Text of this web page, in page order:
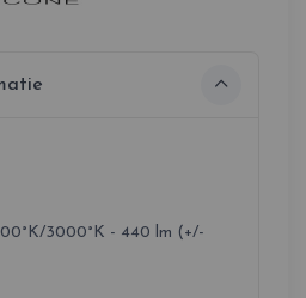
3000°K - 440 lm (+/-